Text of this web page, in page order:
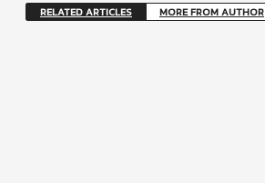
RELATED ARTICLES MORE FROM AUTHOR